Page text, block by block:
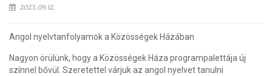
2023.09.12.
Angol nyelvtanfolyamok a Közösségek Házában
Nagyon örülünk, hogy a Közösségek Háza programpalettája új
színnel bővül. Szeretettel várjuk az angol nyelvet tanulni